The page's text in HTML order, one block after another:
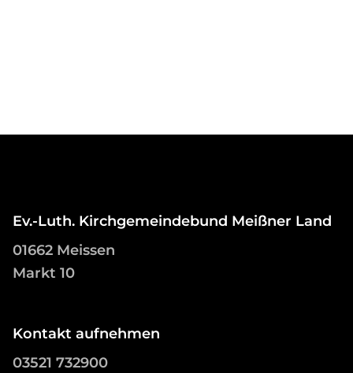
Ev.-Luth. Kirchgemeindebund Meißner Land
01662 Meissen
Markt 10
Kontakt aufnehmen
03521 732900